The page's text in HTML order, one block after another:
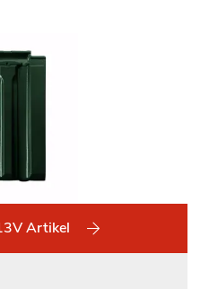
Artikel